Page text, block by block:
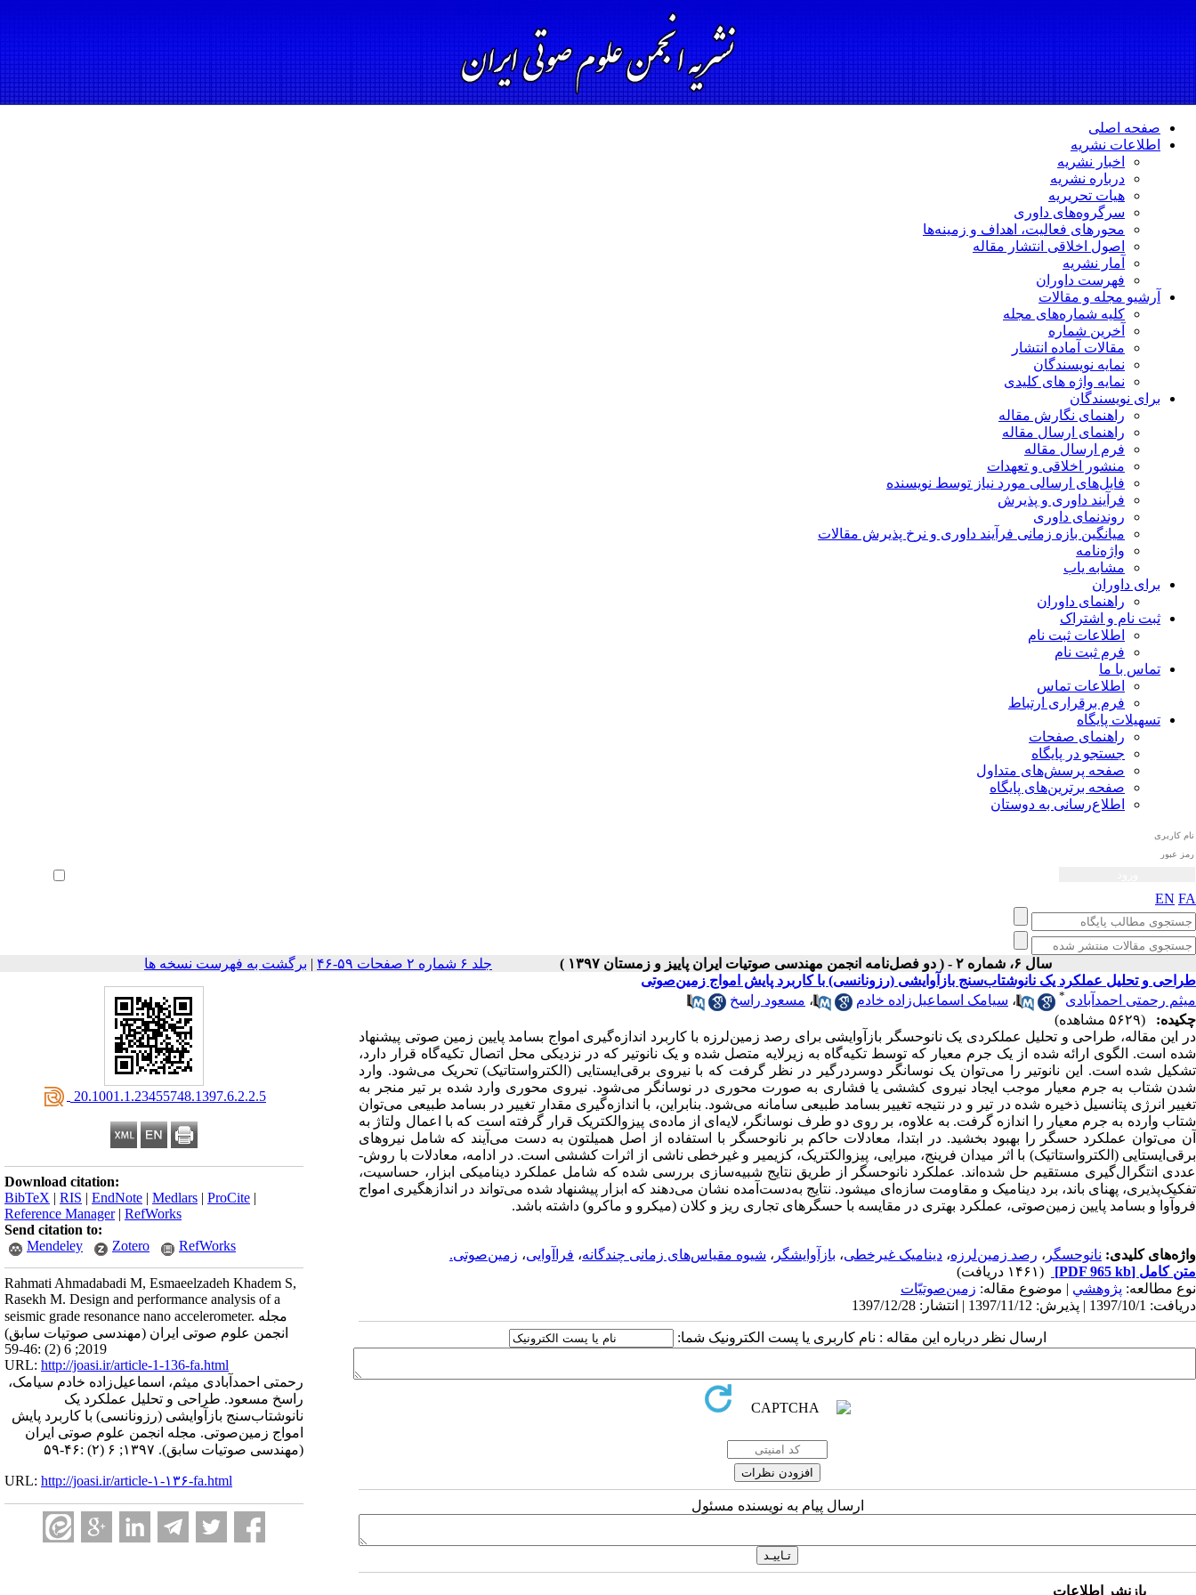
صفحه اصلی
اطلاعات نشریه
اخبار نشریه
درباره نشریه
هیات تحریریه
سرگروه‌های داوری
محورهای فعالیت، اهداف و زمینه‌ها
اصول اخلاقی انتشار مقاله
آمار نشریه
فهرست داوران
آرشیو مجله و مقالات
کلیه شماره‌های مجله
آخرین شماره
مقالات آماده انتشار
نمایه نویسندگان
نمایه واژه های کلیدی
برای نویسندگان
راهنمای نگارش مقاله
راهنمای ارسال مقاله
فرم ارسال مقاله
منشور اخلاقی و تعهدات
فایل‌های ارسالی مورد نیاز توسط نویسنده
فرآیند داوری و پذیرش
روندنمای داوری
میانگین بازه زمانی فرآیند داوری و نرخ پذیرش مقالات
واژه‌نامه
مشابه یاب
برای داوران
راهنمای داوران
ثبت نام و اشتراک
اطلاعات ثبت نام
فرم ثبت نام
تماس با ما
اطلاعات تماس
فرم برقراری ارتباط
تسهیلات پایگاه
راهنمای صفحات
جستجو در پایگاه
صفحه پرسش‌های متداول
صفحه برترین‌های پایگاه
اطلاع‌رسانی به دوستان
EN FA
سال ۶، شماره ۲ - ( دو فصل‌نامه انجمن مهندسی صوتیات ايران پاییز و زمستان ۱۳۹۷ ) جلد ۶ شماره ۲ صفحات ۵۹-۴۶ | برگشت به فهرست نسخه ها
‎ 20.1001.1.23455748.1397.6.2.2.5
Download citation:
BibTeX | RIS | EndNote | Medlars | ProCite |
Reference Manager| RefWorks
Send citation to:
Mendeley
Zotero RefWorks
Rahmati Ahmadabadi M, Esmaeelzadeh Khadem S,
Rasekh M. Design and performance analysis of a
seismic grade resonance nano accelerometer. مجله
انجمن علوم صوتی ایران (مهندسی صوتیات سابق)
2019; 6 (2) :46-59
URL: http://joasi.ir/article-1-136-fa.html
رحمتی احمدآبادی میثم، اسماعیل‌زاده خادم سیامک،
راسخ مسعود. طراحی و تحلیل عملکرد یک
نانوشتاب‌سنج بازآوایشی (رزونانسی) با کاربرد پایش
امواج زمین‌صوتی. مجله انجمن علوم صوتی ایران
(مهندسی صوتیات سابق). ۱۳۹۷; ۶ (۲) :۴۶-۵۹
URL: http://joasi.ir/article-۱-۱۳۶-fa.html
طراحی و تحلیل عملکرد یک نانوشتاب‌سنج بازآوایشی (رزونانسی) با کاربرد پایش امواج زمین‌صوتی
میثم رحمتی احمدآبادی* ، سیامک اسماعیل‌زاده خادم ، مسعود راسخ
چکیده:
(۵۶۲۹ مشاهده)
در این مقاله، طراحی و تحلیل عملکردی یک نانوحسگر بازآوایشی برای رصد زمین‌لرزه با کاربرد اندازه‌گیری امواج بسامد پایین زمین صوتی پیشنهاد
شده است. الگوی ارائه شده از یک جرم معیار که توسط تکیه‌گاه به زیرلایه متصل شده و یک نانوتیر که در نزدیکی محل اتصال تکیه‌گاه قرار دارد،
تشکیل شده است. این نانوتیر را می‌توان یک نوسانگر دوسردرگیر در نظر گرفت که با نیروی برقی‌ایستایی (الکترو­استاتیک) تحریک می‌شود. وارد
شدن شتاب به جرم معیار موجب ایجاد نیروی کششی یا فشاری به صورت محوری در نوسانگر می‌شود. نیروی محوری وارد شده بر تیر منجر به
تغییر انرژی پتانسیل ذخیره شده در تیر و در نتیجه تغییر بسامد طبیعی سامانه می‌شود. بنابراین، با اندازه‌گیری مقدار تغییر در بسامد طبیعی می‌توان
شتاب وارده به جرم معیار را اندازه گرفت. به علاوه، بر روی دو طرف نوسانگر، لایه‌ای از ماده‌ی پیزوالکتریک قرار گرفته است که با اعمال ولتاژ به
آن می‌توان عملکرد حسگر را بهبود بخشید. در ابتدا، معادلات حاکم بر نانوحسگر با استفاده از اصل همیلتون به دست می‌آیند که شامل نیروهای
برقی‌ایستایی (الکترو­استاتیک) با اثر میدان فرینج، میرایی، پیزوالکتریک، کزیمیر و غیرخطی ناشی از اثرات کششی است. در ادامه، معادلات با روش­
عددی انتگرال‌گیری مستقیم حل شده‌اند. عملکرد نانوحسگر از طریق نتایج شبیه‌سازی بررسی شده که شامل عملکرد دینامیکی ابزار، حساسیت،
تفکیک‌پذیری، پهنای باند، برد دینامیک و مقاومت سازه‌ای می­شود. نتایج به‌دست‌آمده نشان می‌دهند که ابزار پیشنهاد شده می‌تواند در اندازه­گیری امواج
فروآوا و بسامد پایین زمین‌صوتی، عملکرد بهتری در مقایسه با حسگرهای تجاری ریز و کلان (میکرو و ماکرو) داشته باشد.
واژه‌های کلیدی: نانوحسگر ، رصد زمین‌لرزه، دینامیک غیرخطی، بازآوایشگر ، شیوه مقیاس‌های زمانی چندگانه، فراآوایی، زمین‌صوتی.
متن کامل [PDF 965 kb]
(۱۴۶۱ دریافت)
نوع مطالعه: پژوهشي | موضوع مقاله: زمین‌صوتیّات
دریافت: 1397/10/1 | پذیرش: 1397/11/12 | انتشار: 1397/12/28
ارسال نظر درباره این مقاله : نام کاربری یا پست الکترونیک شما:
ارسال پیام به نویسنده مسئول
بازنشر اطلاعات